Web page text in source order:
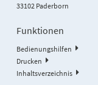
33102 Paderborn
Funktionen
Bedienungshilfen
Drucken
Inhaltsverzeichnis